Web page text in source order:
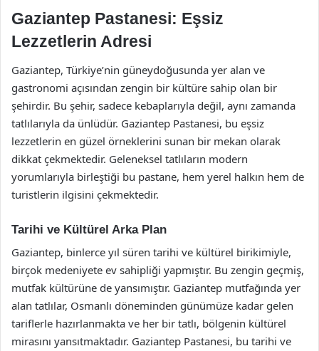
Gaziantep Pastanesi: Eşsiz
Lezzetlerin Adresi
Gaziantep, Türkiye’nin güneydoğusunda yer alan ve
gastronomi açısından zengin bir kültüre sahip olan bir
şehirdir. Bu şehir, sadece kebaplarıyla değil, aynı zamanda
tatlılarıyla da ünlüdür. Gaziantep Pastanesi, bu eşsiz
lezzetlerin en güzel örneklerini sunan bir mekan olarak
dikkat çekmektedir. Geleneksel tatlıların modern
yorumlarıyla birleştiği bu pastane, hem yerel halkın hem de
turistlerin ilgisini çekmektedir.
Tarihi ve Kültürel Arka Plan
Gaziantep, binlerce yıl süren tarihi ve kültürel birikimiyle,
birçok medeniyete ev sahipliği yapmıştır. Bu zengin geçmiş,
mutfak kültürüne de yansımıştır. Gaziantep mutfağında yer
alan tatlılar, Osmanlı döneminden günümüze kadar gelen
tariflerle hazırlanmakta ve her bir tatlı, bölgenin kültürel
mirasını yansıtmaktadır. Gaziantep Pastanesi, bu tarihi ve